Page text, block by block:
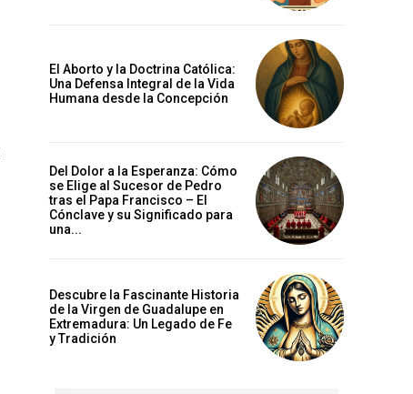
El Aborto y la Doctrina Católica:
Una Defensa Integral de la Vida
Humana desde la Concepción
Del Dolor a la Esperanza: Cómo
se Elige al Sucesor de Pedro
tras el Papa Francisco – El
Cónclave y su Significado para
una...
Descubre la Fascinante Historia
de la Virgen de Guadalupe en
Extremadura: Un Legado de Fe
y Tradición